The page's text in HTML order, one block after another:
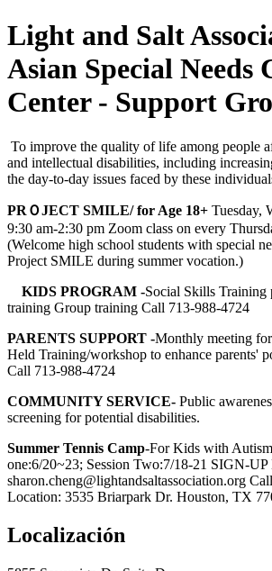
Light and Salt
Asian Special Needs
Center - Support
To improve the quality of life among people
and intellectual disabilities, including
the day-to-day issues faced by these
PRＯJECT SMILE/ for Age 18+ Tuesday,
9:30 am-2:30 pm Zoom class on every
(Welcome high school students with special
Project SMILE during summer vocation.)
KIDS PROGRAM -Social Skills Training
training Group training Call 713-988-4724
PARENTS SUPPORT -Monthly meeting
Held Training/workshop to enhance parents'
Call 713-988-4724
COMMUNITY SERVICE- Public
screening for potential disabilities.
Summer Tennis Camp-For Kids with
one:6/20~23; Session Two:7/18-21 SIGN-
sharon.cheng@lightandsaltassociation.org
Location: 3535 Briarpark Dr. Houston, TX
Localización